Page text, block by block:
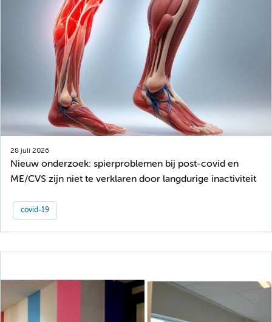
28 juli 2026
Nieuw onderzoek: spierproblemen bij post-covid en
ME/CVS zijn niet te verklaren door langdurige inactiviteit
covid-19